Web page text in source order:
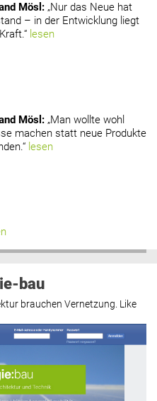
Mösl : „Nur das Neue hat
– in der Entwicklung liegt
lesen
Mösl : „Man wollte wohl
machen statt neue Produkte
lesen
bau
brauchen Vernetzung. Like